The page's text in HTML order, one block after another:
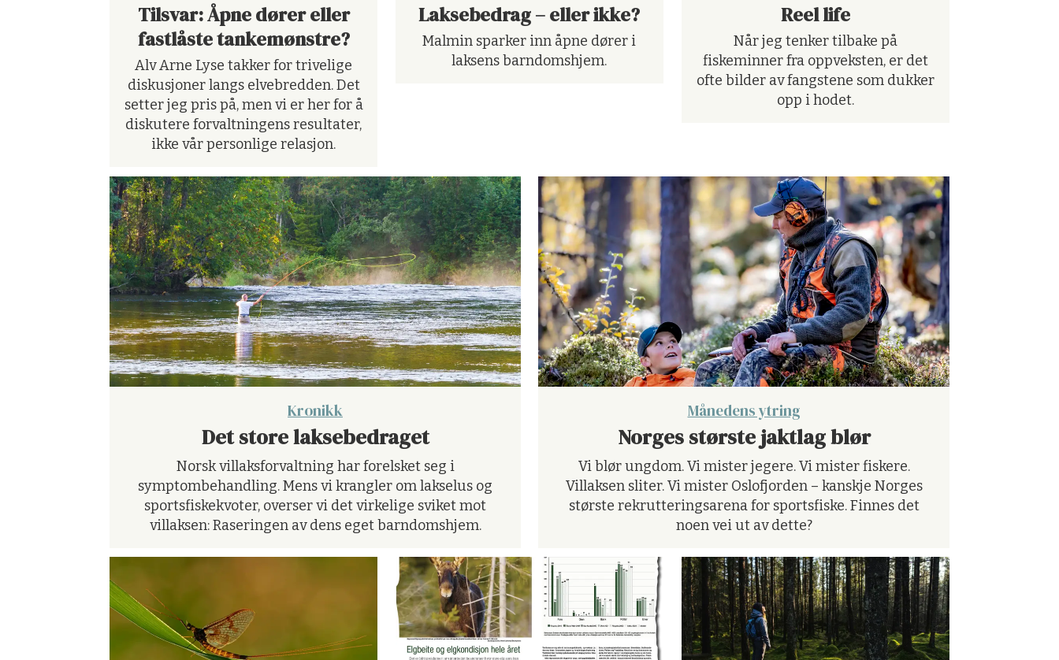
Tilsvar: Åpne dører eller
fastlåste tankemønstre?
Alv Arne Lyse takker for trivelige
diskusjoner langs elvebredden. Det
setter jeg pris på, men vi er her for å
diskutere forvaltningens resultater,
ikke vår personlige relasjon.
Laksebedrag – eller ikke?
Malmin sparker inn åpne dører i
laksens barndomshjem.
Reel life
Når jeg tenker tilbake på
fiskeminner fra oppveksten, er det
ofte bilder av fangstene som dukker
opp i hodet.
Kronikk
Det store laksebedraget
Norsk villaksforvaltning har forelsket seg i
symptombehandling. Mens vi krangler om lakselus og
sportsfiskekvoter, overser vi det virkelige sviket mot
villaksen: Raseringen av dens eget barndomshjem.
Månedens ytring
Norges største jaktlag blør
Vi blør ungdom. Vi mister jegere. Vi mister fiskere.
Villaksen sliter. Vi mister Oslofjorden – kanskje Norges
største rekrutteringsarena for sportsfiske. Finnes det
noen vei ut av dette?